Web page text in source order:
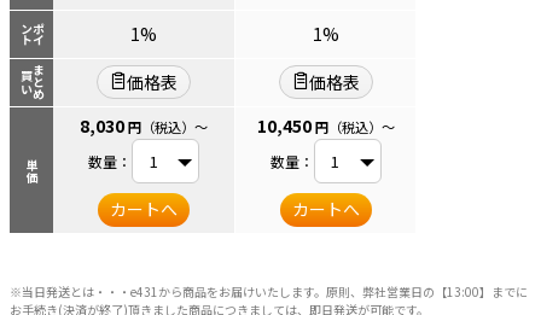
ポイ
ント
まとめ
買い
単価
1%
1%
価格表
価格表
8,030円 （税込） ～
数量：
カートへ
10,450 円（税込） ～
数量：
カートへ
※当日発送とは・・・e431から商品をお届けいたします。原則、弊社営業日の【13:00】までに
お手続き(決済が終了)頂きました商品につきましては、即日発送が可能です。